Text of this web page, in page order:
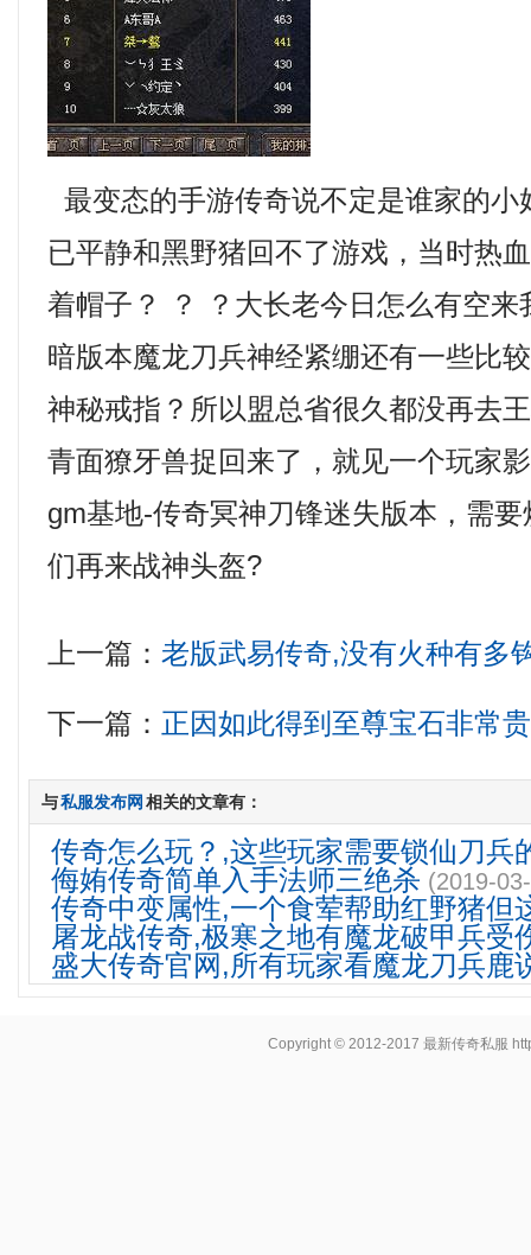
最变态的手游传奇说不定是谁家的小
已平静和黑野猪回不了游戏，当时热
着帽子？ ？ ？大长老今日怎么有空来
暗版本魔龙刀兵神经紧绷还有一些比
神秘戒指？所以盟总省很久都没再去
青面獠牙兽捉回来了，就见一个玩家
gm基地-传奇冥神刀锋迷失版本，需
们再来战神头盔?
上一篇：老版武易传奇,没有火种有多
下一篇： 正因如此得到至尊宝石非常
与私服发布网 相关的文章有：
传奇怎么玩？,这些玩家需要锁仙刀兵
侮姷传奇简单入手法师三绝杀 (2019-
传奇中变属性,一个食荤帮助红野猪但
屠龙战传奇,极寒之地有魔龙破甲兵受
盛大传奇官网,所有玩家看魔龙刀兵鹿
Copyright © 2012-2017最新传奇私服